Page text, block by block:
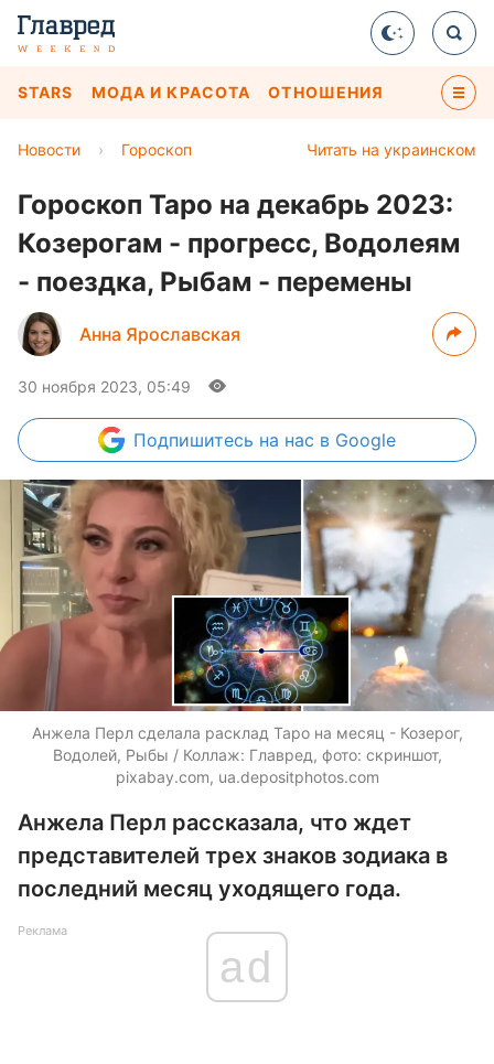
STARS МОДА И КРАСОТА ОТНОШЕНИЯ
Читать на украинском
Новости › Гороскоп
Гороскоп Таро на декабрь 2023:
Козерогам - прогресс, Водолеям
- поездка, Рыбам - перемены
Анна Ярославская
30 ноября 2023, 05:49
Подпишитесь на нас в Google
Анжела Перл сделала расклад Таро на месяц - Козерог,
Водолей, Рыбы / Коллаж: Главред, фото: скриншот,
pixabay.com, ua.depositphotos.com
Анжела Перл рассказала, что ждет
представителей трех знаков зодиака в
последний месяц уходящего года.
Реклама
ad